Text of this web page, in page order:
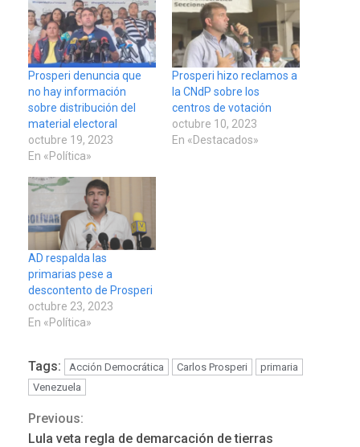
Prosperi denuncia que
no hay información
sobre distribución del
material electoral
octubre 19, 2023
En «Política»
Prosperi hizo reclamos a
la CNdP sobre los
centros de votación
octubre 10, 2023
En «Destacados»
AD respalda las
primarias pese a
descontento de Prosperi
octubre 23, 2023
En «Política»
Tags: Acción Democrática Carlos Prosperi
primaria
Venezuela
Continue
Previous:
Lula veta regla de demarcación de tierras
ECONOMÍA
TITULARES